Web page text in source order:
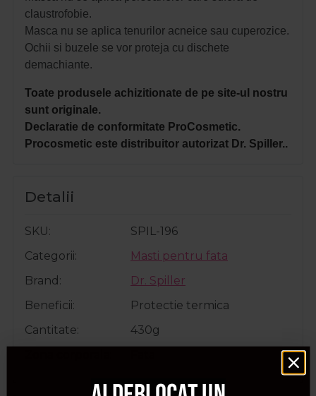
claustrofobie.
Masca nu se aplica tenurilor acneice sau cuperozice.
Ochii si buzele se vor proteja cu dischete
demachiante.
Toate produsele achizitionate de pe site-ul nostru
sunt originale.
Declaratie de conformitate ProCosmetic.
Procosmetic este distribuitor autorizat Dr. Spiller..
Detalii
SKU
SPIL-196
Categorii
Masti pentru fata
Brand
Dr. Spiller
Beneficii
Protectie termica
Cantitate
430g